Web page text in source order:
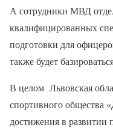
А сотрудники МВД
квалифицированных
подготовки для
также будет
В целом Львовская
спортивного общества
достижения в развитии